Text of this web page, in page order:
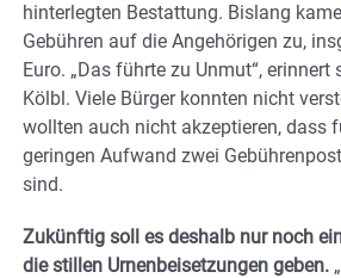
hinterlegten Bestattung. Bislang
Gebühren auf die Angehörigen zu,
Euro. „Das führte zu Unmut“, erinnert
Kölbl. Viele Bürger konnten nicht
wollten auch nicht akzeptieren, dass
geringen Aufwand zwei
sind.
Zukünftig soll es deshalb nur noch
die stillen Urnenbeisetzungen geben.